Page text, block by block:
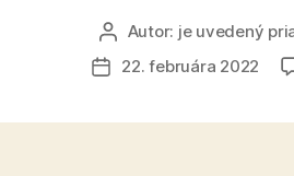
Autor
článku
Autor: je uvedený
Dátum
22. februára 2022